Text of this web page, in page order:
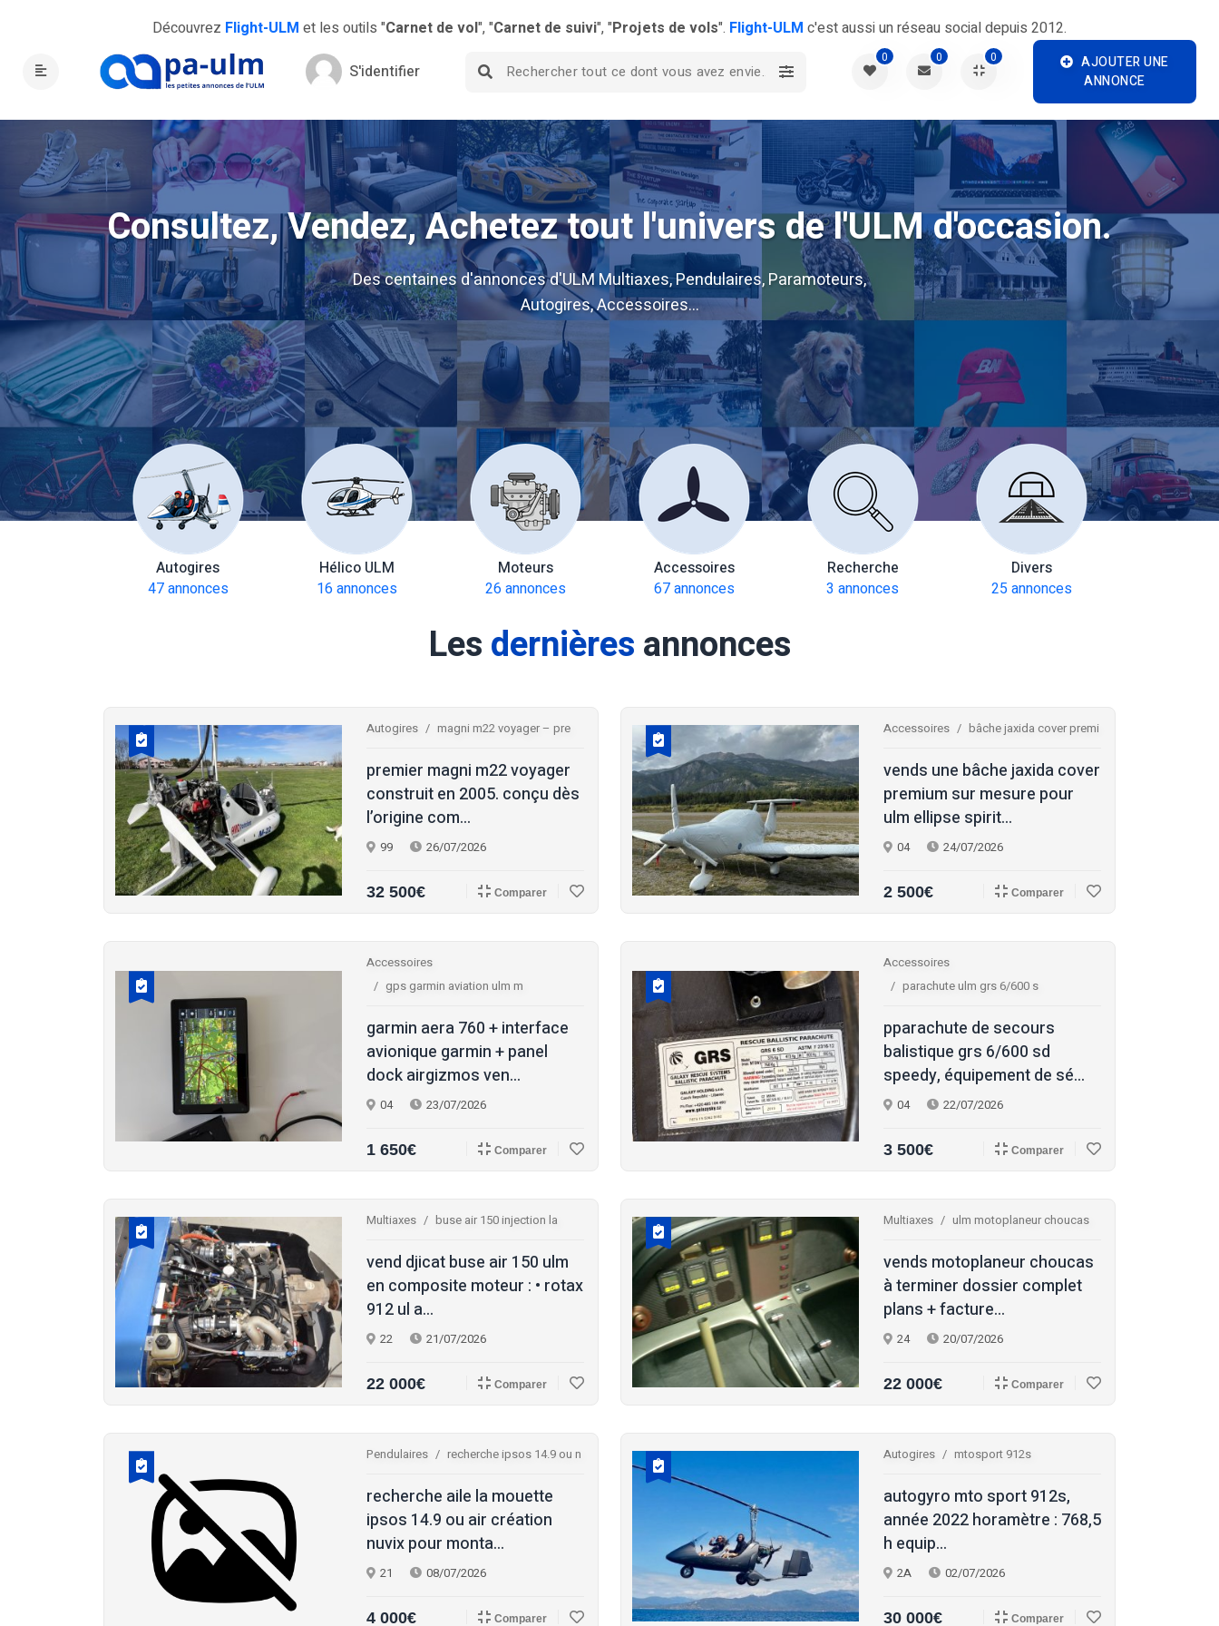
Découvrez Flight-ULM et les outils "Carnet de vol", "Carnet de suivi", "Projets de vols". Flight-ULM c'est aussi un réseau social depuis 2012.
S'identifier
0 0 0
AJOUTER UNE
ANNONCE
Consultez, Vendez, Achetez tout l'univers de l'ULM d'occasion.
Des centaines d'annonces d'ULM Multiaxes, Pendulaires, Paramoteurs,
Autogires, Accessoires...
Autogires
47 annonces
Hélico ULM
16 annonces
Moteurs
26 annonces
Accessoires
67 annonces
Recherche
3 annonces
Divers
25 annonces
Lesdernièresannonces
Autogires magni m22 voyager – pre
premier magni m22 voyager
construit en 2005. conçu dès
l’origine com...
99 26/07/2026
32 500€ Comparer
Accessoires bâche jaxida cover premi
vends une bâche jaxida cover
premium sur mesure pour
ulm ellipse spirit...
04 24/07/2026
2 500€ Comparer
Accessoires
gps garmin aviation ulm m
garmin aera 760 + interface
avionique garmin + panel
dock airgizmos ven...
04 23/07/2026
1 650€ Comparer
Accessoires
parachute ulm grs 6/600 s
pparachute de secours
balistique grs 6/600 sd
speedy, équipement de sé...
04 22/07/2026
3 500€ Comparer
Multiaxes buse air 150 injection la
vend djicat buse air 150 ulm
en composite moteur : • rotax
912 ul a...
22 21/07/2026
22 000€ Comparer
Multiaxes ulm motoplaneur choucas
vends motoplaneur choucas
à terminer dossier complet
plans + facture...
24 20/07/2026
22 000€ Comparer
Pendulaires recherche ipsos 14.9 ou n
recherche aile la mouette
ipsos 14.9 ou air création
nuvix pour monta...
21 08/07/2026
4 000€ Comparer
Autogires mtosport 912s
autogyro mto sport 912s,
année 2022 horamètre : 768,5
h equip...
2A 02/07/2026
30 000€ Comparer